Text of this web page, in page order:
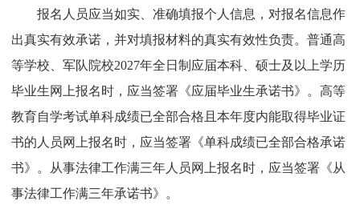
报名人员应当如实、准确填报个人信息，对报名信息作
出真实有效承诺，并对填报材料的真实有效性负责。普通高
等学校、军队院校2027年全日制应届本科、硕士及以上学历
毕业生网上报名时，应当签署《应届毕业生承诺书》。高等
教育自学考试单科成绩已全部合格且本年度内能取得毕业证
书的人员网上报名时，应当签署《单科成绩已全部合格承诺
书》。从事法律工作满三年人员网上报名时，应当签署《从
事法律工作满三年承诺书》。